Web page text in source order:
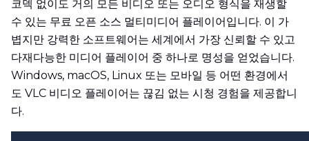
코덱 없이도 거의 모든 비디오 또는 오디오 형식을 재생할
수 있는 무료 오픈 소스 멀티미디어 플레이어입니다. 이 가
볍지만 강력한 소프트웨어는 세계에서 가장 신뢰할 수 있고
다재다능한 미디어 플레이어 중 하나로 명성을 얻었습니다.
Windows, macOS, Linux 또는 모바일 등 어떤 환경에서
도 VLC 비디오 플레이어는 끊김 없는 시청 경험을 제공합니
다.